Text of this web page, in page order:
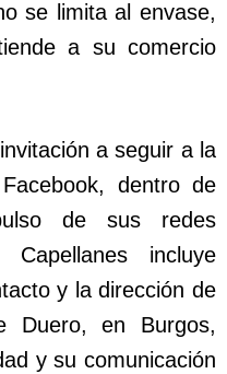
se limita al envase,
a su comercio
a seguir a la
dentro de
de sus redes
incluye
y la dirección de
Duero, en Burgos,
y su comunicación